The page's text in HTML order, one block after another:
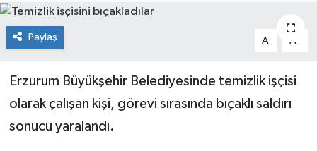
Paylaş A- A
Erzurum Büyükşehir Belediyesinde temizlik işçisi
olarak çalışan kişi, görevi sırasında bıçaklı saldırı
sonucu yaralandı.